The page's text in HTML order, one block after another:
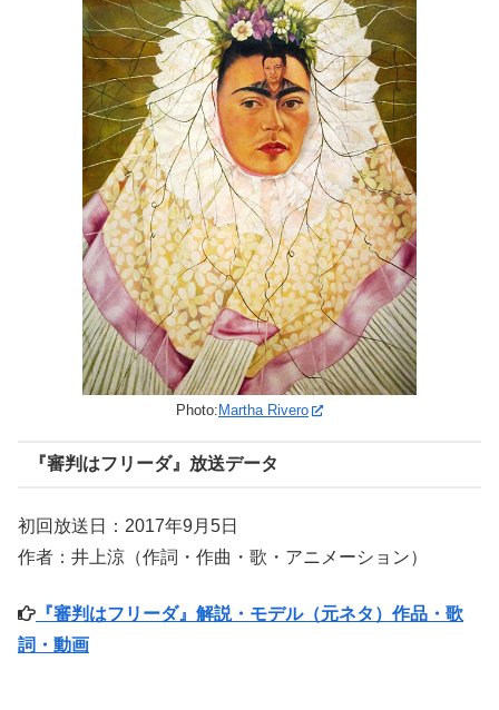
Photo: Martha Rivero
『審判はフリーダ』放送データ
初回放送日：2017年9月5日
作者：井上涼（作詞・作曲・歌・アニメーション）
『審判はフリーダ』解説・モデル（元ネタ）作品・歌
詞・動画